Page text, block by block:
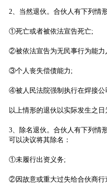
2、当然退伙。合伙人有下列情
①死亡或者被依法宣告死亡;
②被依法宣告为无民事行为能力
③个人丧失偿债能力;
④被人民法院强制执行在焊接公
以上情形的退伙以实际发生之日
3、除名退伙。合伙人有下列情
可以决议将其除名：
①未履行出资义务;
②因故意或重大过失给合伙商行